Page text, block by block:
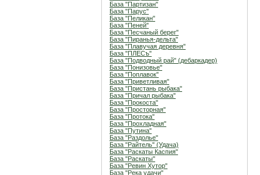
База "Партизан"
База "Парус"
База "Пеликан"
База "Пеней"
База "Песчаный берег"
База "Пиранья-дельта"
База "Плавучая деревня"
База "ПЛЕСъ"
База "Подводный рай" (дебаркадер)
База "Понизовье"
База "Поплавок"
База "Приветливая"
База "Пристань рыбака"
База "Причал рыбака"
База "Прокоста"
База "Просторная"
База "Протока"
База "Прохладная"
База "Путина"
База "Раздолье"
База "Райтель" (Удача)
База "Раскаты Каспия"
База "Раскаты"
База "Ревин Хутор"
База "Река удачи"